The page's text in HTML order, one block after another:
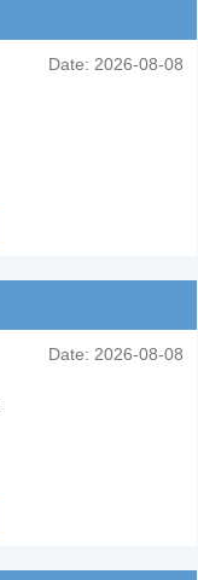
Date: 2026-08-08
Date: 2026-08-08